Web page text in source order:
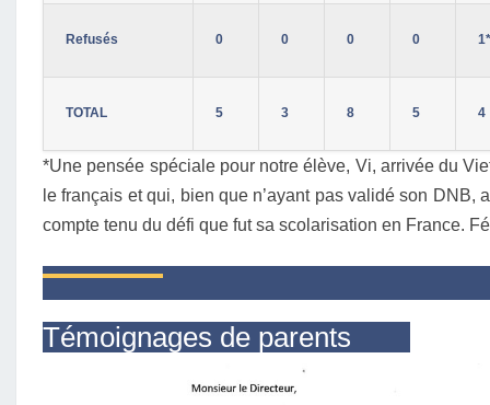
Refusés 0 0 0 0 1*
TOTAL 5 3 8 5 4
*Une pensée spéciale pour notre élève, Vi, arrivée du
le français et qui, bien que n’ayant pas validé son DNB,
compte tenu du défi que fut sa scolarisation en France.
Témoignages de parents